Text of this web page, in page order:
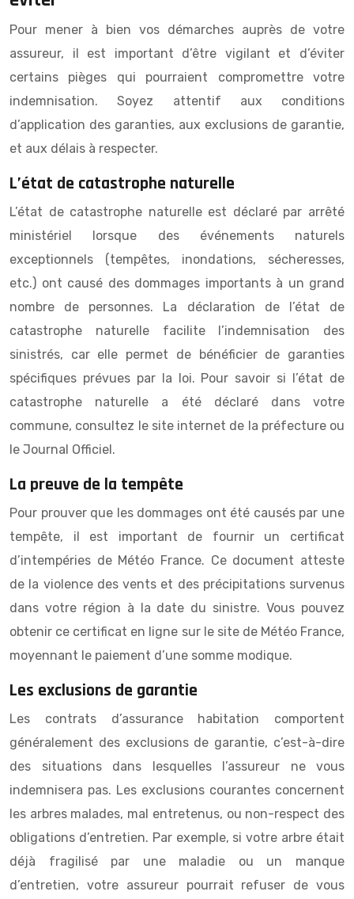
Pour mener à bien vos démarches auprès de votre
assureur, il est important d’être vigilant et d’éviter
certains pièges qui pourraient compromettre votre
indemnisation. Soyez attentif aux conditions
d’application des garanties, aux exclusions de garantie,
et aux délais à respecter.
L’état de catastrophe naturelle
L’état de catastrophe naturelle est déclaré par arrêté
ministériel lorsque des événements naturels
exceptionnels (tempêtes, inondations, sécheresses,
etc.) ont causé des dommages importants à un grand
nombre de personnes. La déclaration de l’état de
catastrophe naturelle facilite l’indemnisation des
sinistrés, car elle permet de bénéficier de garanties
spécifiques prévues par la loi. Pour savoir si l’état de
catastrophe naturelle a été déclaré dans votre
commune, consultez le site internet de la préfecture ou
le Journal Officiel.
La preuve de la tempête
Pour prouver que les dommages ont été causés par une
tempête, il est important de fournir un certificat
d’intempéries de Météo France. Ce document atteste
de la violence des vents et des précipitations survenus
dans votre région à la date du sinistre. Vous pouvez
obtenir ce certificat en ligne sur le site de Météo France,
moyennant le paiement d’une somme modique.
Les exclusions de garantie
Les contrats d’assurance habitation comportent
généralement des exclusions de garantie, c’est-à-dire
des situations dans lesquelles l’assureur ne vous
indemnisera pas. Les exclusions courantes concernent
les arbres malades, mal entretenus, ou non-respect des
obligations d’entretien. Par exemple, si votre arbre était
déjà fragilisé par une maladie ou un manque
d’entretien, votre assureur pourrait refuser de vous